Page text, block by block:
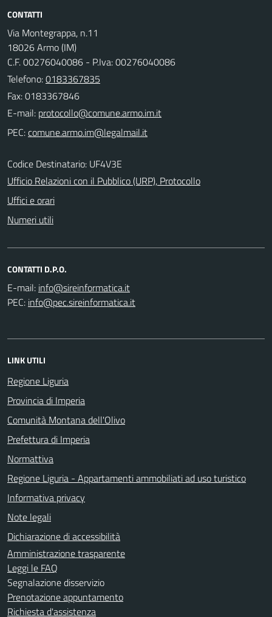
CONTATTI
Via Montegrappa, n.11
18026 Armo (IM)
C.F. 00276040086 - P.Iva: 00276040086
Telefono:0183367835
Fax: 0183367846
E-mail:
PEC:
Codice Destinatario: UF4V3E
Ufficio Relazioni con il Pubblico (URP), Protocollo
Uffici e orari
Numeri utili
CONTATTI D.P.O.
E-mail:
PEC:
LINK UTILI
Regione Liguria
Provincia di Imperia
Comunità Montana dell'Olivo
Prefettura di Imperia
Normattiva
Regione Liguria - Appartamenti ammobiliati ad uso turistico
Informativa privacy
Note legali
Dichiarazione di accessibilità
Amministrazione trasparente
Leggi le FAQ
Segnalazione disservizio
Prenotazione appuntamento
Richiesta d'assistenza